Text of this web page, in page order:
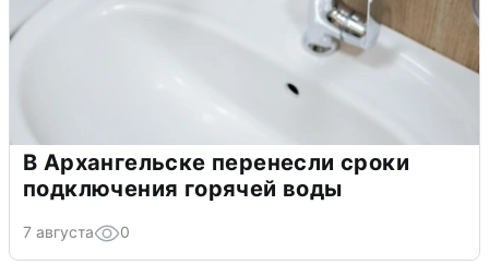
В Архангельске перенесли сроки
подключения горячей воды
7 августа 0